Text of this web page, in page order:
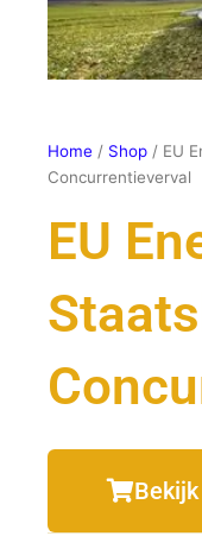
Home / Shop / EU
Concurrentieverval
EU